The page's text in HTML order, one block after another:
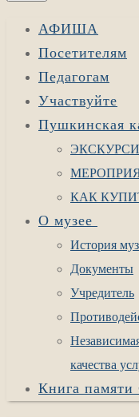
АФИША
Посетителям
Педагогам
Участвуйте
Пушкинская
КАК
О музее
История
Документы
Учредитель
качества
Книга